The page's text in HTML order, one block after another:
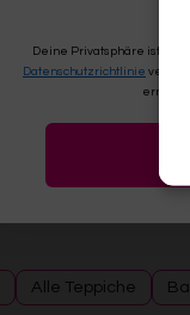
Alle Teppiche
Deine Privatsphäre ist uns
Datenschutzrichtlinie